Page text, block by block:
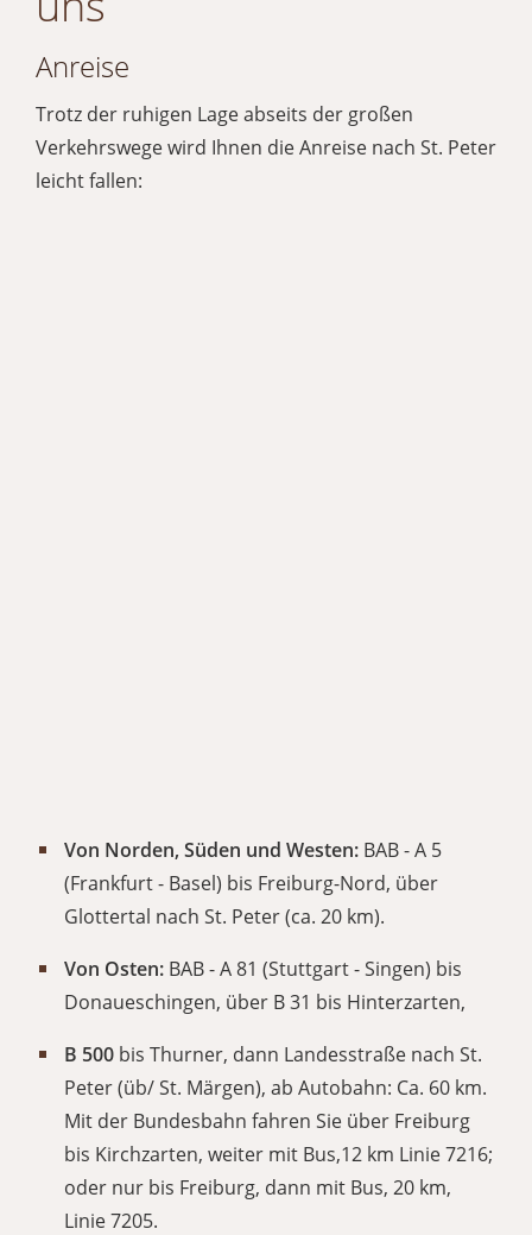
Anreise
Trotz der ruhigen Lage abseits der großen
Verkehrswege wird Ihnen die Anreise nach St. Peter
leicht fallen:
Von Norden, Süden und Westen: BAB - A 5
(Frankfurt - Basel) bis Freiburg-Nord, über
Glottertal nach St. Peter (ca. 20 km).
Von Osten: BAB - A 81 (Stuttgart - Singen) bis
Donaueschingen, über B 31 bis Hinterzarten,
B 500 bis Thurner, dann Landesstraße nach St.
Peter (üb/ St. Märgen), ab Autobahn: Ca. 60 km.
Mit der Bundesbahn fahren Sie über Freiburg
bis Kirchzarten, weiter mit Bus,12 km Linie 7216;
oder nur bis Freiburg, dann mit Bus, 20 km,
Linie 7205.